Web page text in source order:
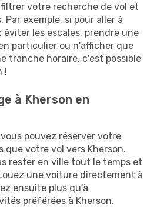
votre recherche de vol et
exemple, si pour aller à
éviter les escales, prendre une
particulier ou n'afficher que
tranche horaire, c'est possible
!
à Kherson en
vous pouvez réserver votre
que votre vol vers Kherson.
rester en ville tout le temps et
une voiture directement à
ensuite plus qu'à
préférées à Kherson.